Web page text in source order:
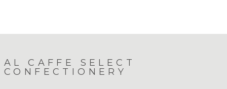
AL CAFFE SELECT
CONFECTIONERY